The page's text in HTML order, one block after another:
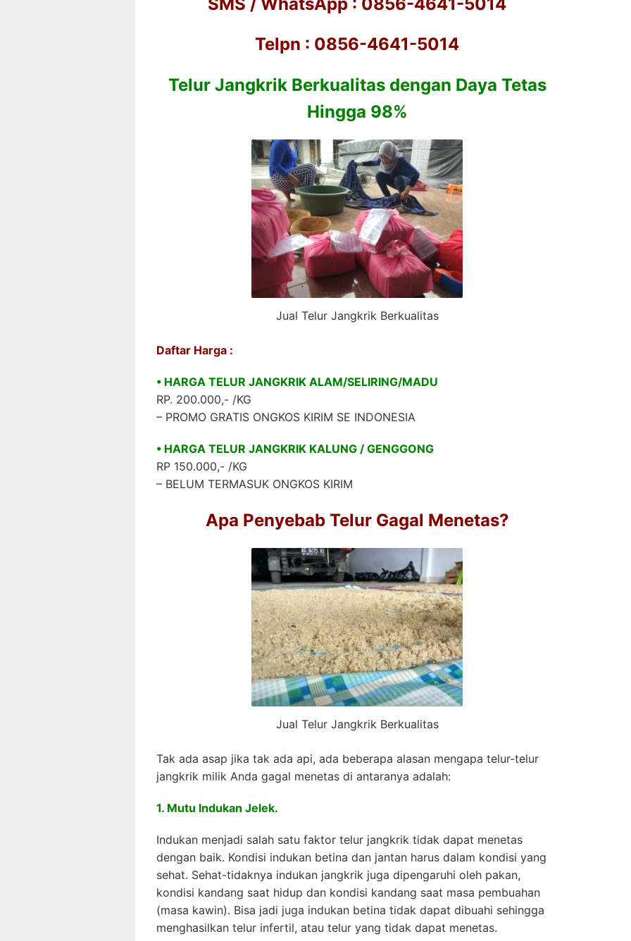
Telpn : 0856-4641-5014
Telur Jangkrik Berkualitas dengan Daya Tetas
Hingga 98%
Jual Telur Jangkrik Berkualitas
Daftar Harga :
• HARGA TELUR JANGKRIK ALAM/SELIRING/MADU
RP. 200.000,- /KG
– PROMO GRATIS ONGKOS KIRIM SE INDONESIA
• HARGA TELUR JANGKRIK KALUNG / GENGGONG
RP 150.000,- /KG
– BELUM TERMASUK ONGKOS KIRIM
Apa Penyebab Telur Gagal Menetas?
Jual Telur Jangkrik Berkualitas
Tak ada asap jika tak ada api, ada beberapa alasan mengapa telur-telur
jangkrik milik Anda gagal menetas di antaranya adalah:
1. Mutu Indukan Jelek.
Indukan menjadi salah satu faktor telur jangkrik tidak dapat menetas
dengan baik. Kondisi indukan betina dan jantan harus dalam kondisi yang
sehat. Sehat-tidaknya indukan jangkrik juga dipengaruhi oleh pakan,
kondisi kandang saat hidup dan kondisi kandang saat masa pembuahan
(masa kawin). Bisa jadi juga indukan betina tidak dapat dibuahi sehingga
menghasilkan telur infertil, atau telur yang tidak dapat menetas.